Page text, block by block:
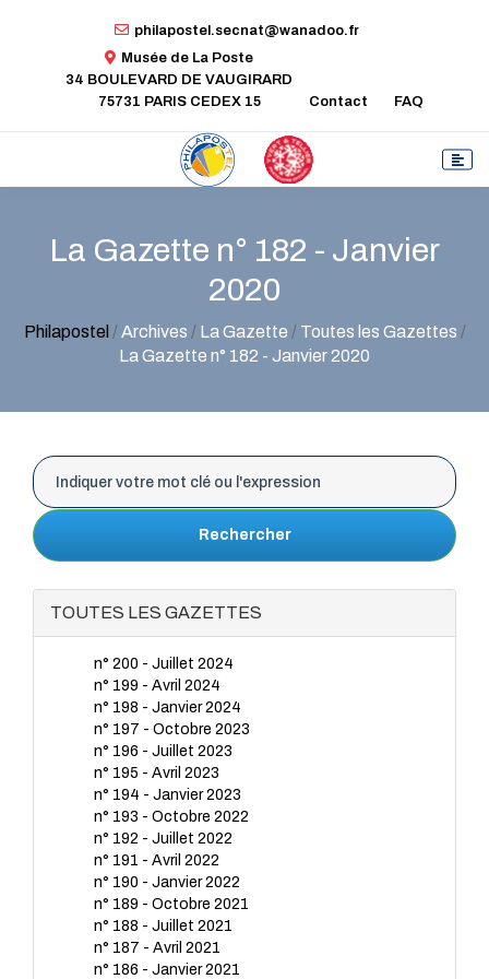
philapostel.secnat@wanadoo.fr
Musée de La Poste
34 BOULEVARD DE VAUGIRARD
75731 PARIS CEDEX 15
Contact FAQ
La Gazette n° 182 - Janvier
2020
Philapostel /Archives / La Gazette / Toutes les Gazettes /
La Gazette n° 182 - Janvier 2020
Rechercher
TOUTES LES GAZETTES
n° 200 - Juillet 2024
n° 199 - Avril 2024
n° 198 - Janvier 2024
n° 197 - Octobre 2023
n° 196 - Juillet 2023
n° 195 - Avril 2023
n° 194 - Janvier 2023
n° 193 - Octobre 2022
n° 192 - Juillet 2022
n° 191 - Avril 2022
n° 190 - Janvier 2022
n° 189 - Octobre 2021
n° 188 - Juillet 2021
n° 187 - Avril 2021
n° 186 - Janvier 2021